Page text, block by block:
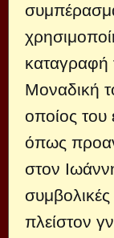
Μοναδική
οποίος του
όπως
στον
συμβολικές
πλείστον